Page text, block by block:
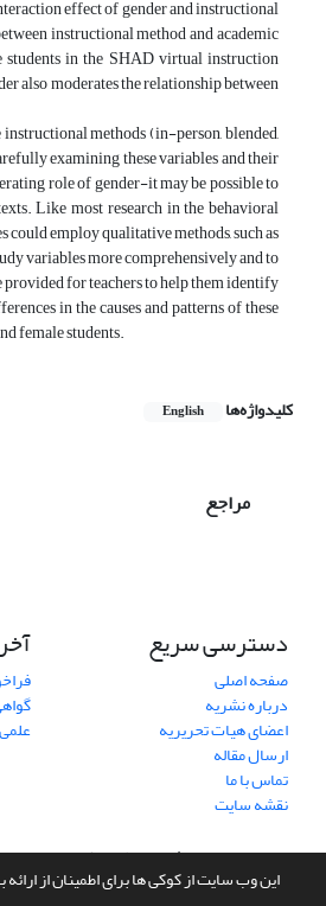
این وب سایت از کوکی ها برای اطمینان از
effect of gender and instructional
instructional method and academic
students in the SHAD virtual instruction
also moderates the relationship between
methods (in-person, blended,
examining these variables and their
role of gender-it may be possible to
Like most research in the behavioral
could employ qualitative methods, such as
variables more comprehensively and to
for teachers to help them identify
in the causes and patterns of these
female students.
کلیدواژه‌ها English
مراجع
دسترسی سریع
صفحه اصلی
درباره نشریه
اعضای هیات تحریریه
ارسال مقاله
تماس با ما
نقشه سایت
علمی
سامانه مدیریت نشریات علمی.طراحی و پیاده